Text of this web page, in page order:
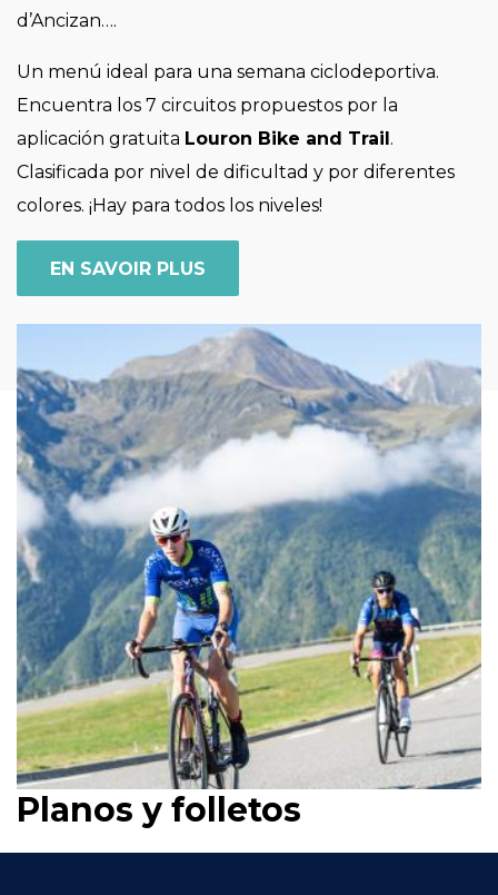
d’Ancizan….
Un menú ideal para una semana ciclodeportiva.
Encuentra los 7 circuitos propuestos por la
aplicación gratuita Louron Bike and Trail .
Clasificada por nivel de dificultad y por diferentes
colores. ¡Hay para todos los niveles!
EN SAVOIR PLUS
Planos y folletos